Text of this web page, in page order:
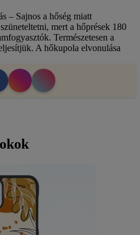
– Sajnos a hőség miatt
mert a hőprések 180
Természetesen a
A hőkupola elvonulása